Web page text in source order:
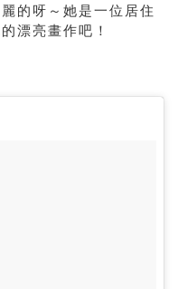
的呀～她是一位居住
漂亮畫作吧！